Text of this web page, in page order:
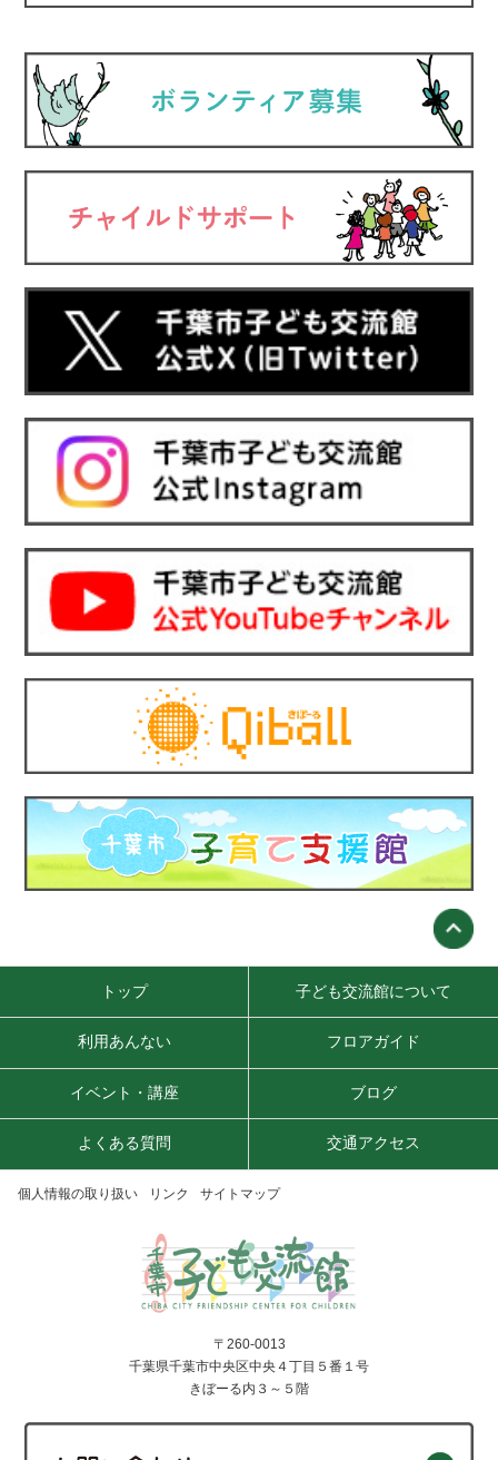
トップ 子ども交流館について
利用あんない フロアガイド
イベント・講座 ブログ
よくある質問 交通アクセス
個人情報の取り扱い リンク サイトマップ
〒260-0013
千葉県千葉市中央区中央４丁目５番１号
きぼーる内３～５階